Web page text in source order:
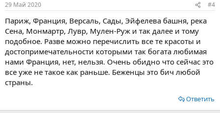
29 Май 2020 #4
Париж, Франция, Версаль, Сады, Эйфелева башня, река
Сена, Монмартр, Лувр, Мулен-Руж и так далее и тому
подобное. Разве можно перечислить все те красоты и
достопримечательности которыми так богата любимая
нами Франция, нет, нельзя. Очень обидно что сейчас это
все уже не такое как раньше. Беженцы это бич любой
страны.
Ответить